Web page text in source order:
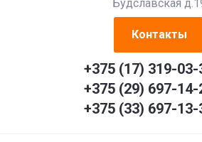
Будславская
Контакты
+375 (17) 319-03-
+375 (29) 697-14-
+375 (33) 697-13-